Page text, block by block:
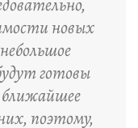
новых
готовы
ближайшее
поэтому,